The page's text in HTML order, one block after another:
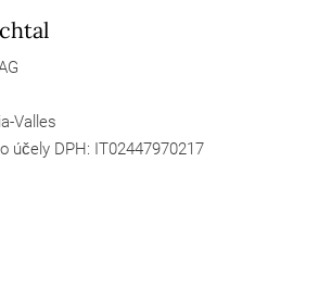
Valles
účely DPH: IT02447970217